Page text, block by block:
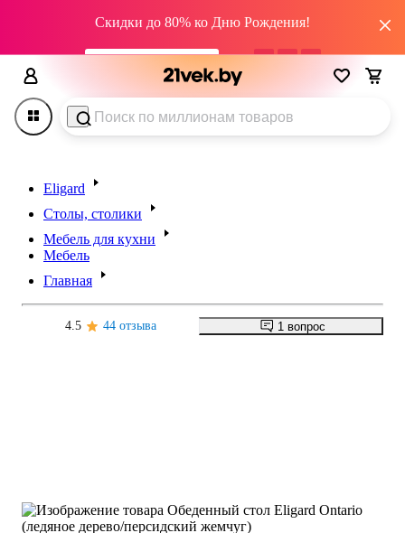
Скидки до 80% ко Дню Рождения!
промокод HAPPY22 01дн 11 :22:07
Eligard
Столы, столики
Мебель для кухни
Мебель
Главная
4.5 44 отзыва 1 вопрос